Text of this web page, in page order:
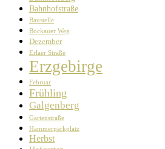
Bahnhofstraße
Baustelle
Bockauer Weg
Dezember
Erlaer Straße
Erzgebirge
Februar
Frühling
Galgenberg
Gartenstraße
Hammerparkplatz
Herbst